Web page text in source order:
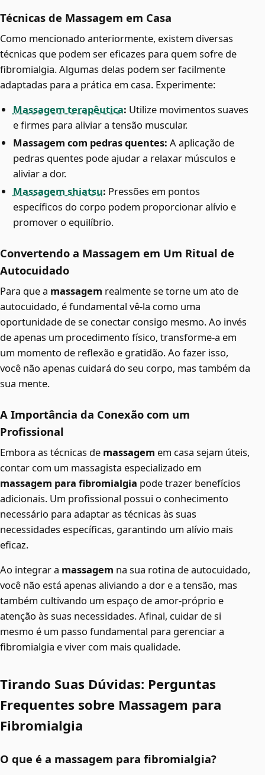
Técnicas de Massagem em Casa
Como mencionado anteriormente, existem diversas
técnicas que podem ser eficazes para quem sofre de
fibromialgia. Algumas delas podem ser facilmente
adaptadas para a prática em casa. Experimente:
Massagem terapêutica: Utilize movimentos suaves
e firmes para aliviar a tensão muscular.
Massagem com pedras quentes: A aplicação de
pedras quentes pode ajudar a relaxar músculos e
aliviar a dor.
Massagem shiatsu: Pressões em pontos
específicos do corpo podem proporcionar alívio e
promover o equilíbrio.
Convertendo a Massagem em Um Ritual de
Autocuidado
Para que a massagem realmente se torne um ato de
autocuidado, é fundamental vê-la como uma
oportunidade de se conectar consigo mesmo. Ao invés
de apenas um procedimento físico, transforme-a em
um momento de reflexão e gratidão. Ao fazer isso,
você não apenas cuidará do seu corpo, mas também da
sua mente.
A Importância da Conexão com um
Profissional
Embora as técnicas de massagem em casa sejam úteis,
contar com um massagista especializado em
massagem para fibromialgia pode trazer benefícios
adicionais. Um profissional possui o conhecimento
necessário para adaptar as técnicas às suas
necessidades específicas, garantindo um alívio mais
eficaz.
Ao integrar a massagem na sua rotina de autocuidado,
você não está apenas aliviando a dor e a tensão, mas
também cultivando um espaço de amor-próprio e
atenção às suas necessidades. Afinal, cuidar de si
mesmo é um passo fundamental para gerenciar a
fibromialgia e viver com mais qualidade.
Tirando Suas Dúvidas: Perguntas
Frequentes sobre Massagem para
Fibromialgia
O que é a massagem para fibromialgia?